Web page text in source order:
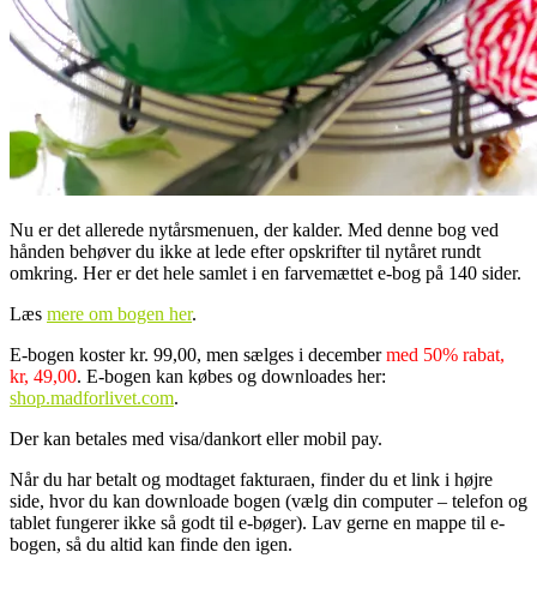
Nu er det allerede nytårsmenuen, der kalder. Med denne bog ved
hånden behøver du ikke at lede efter opskrifter til nytåret rundt
omkring. Her er det hele samlet i en farvemættet e-bog på 140 sider.
Læs mere om bogen her.
E-bogen koster kr. 99,00, men sælges i decembermed 50% rabat,
kr, 49,00. E-bogen kan købes og downloades her:
shop.madforlivet.com.
Der kan betales med visa/dankort eller mobil pay.
Når du har betalt og modtaget fakturaen, finder du et link i højre
side, hvor du kan downloade bogen (vælg din computer – telefon og
tablet fungerer ikke så godt til e-bøger). Lav gerne en mappe til e-
bogen, så du altid kan finde den igen.